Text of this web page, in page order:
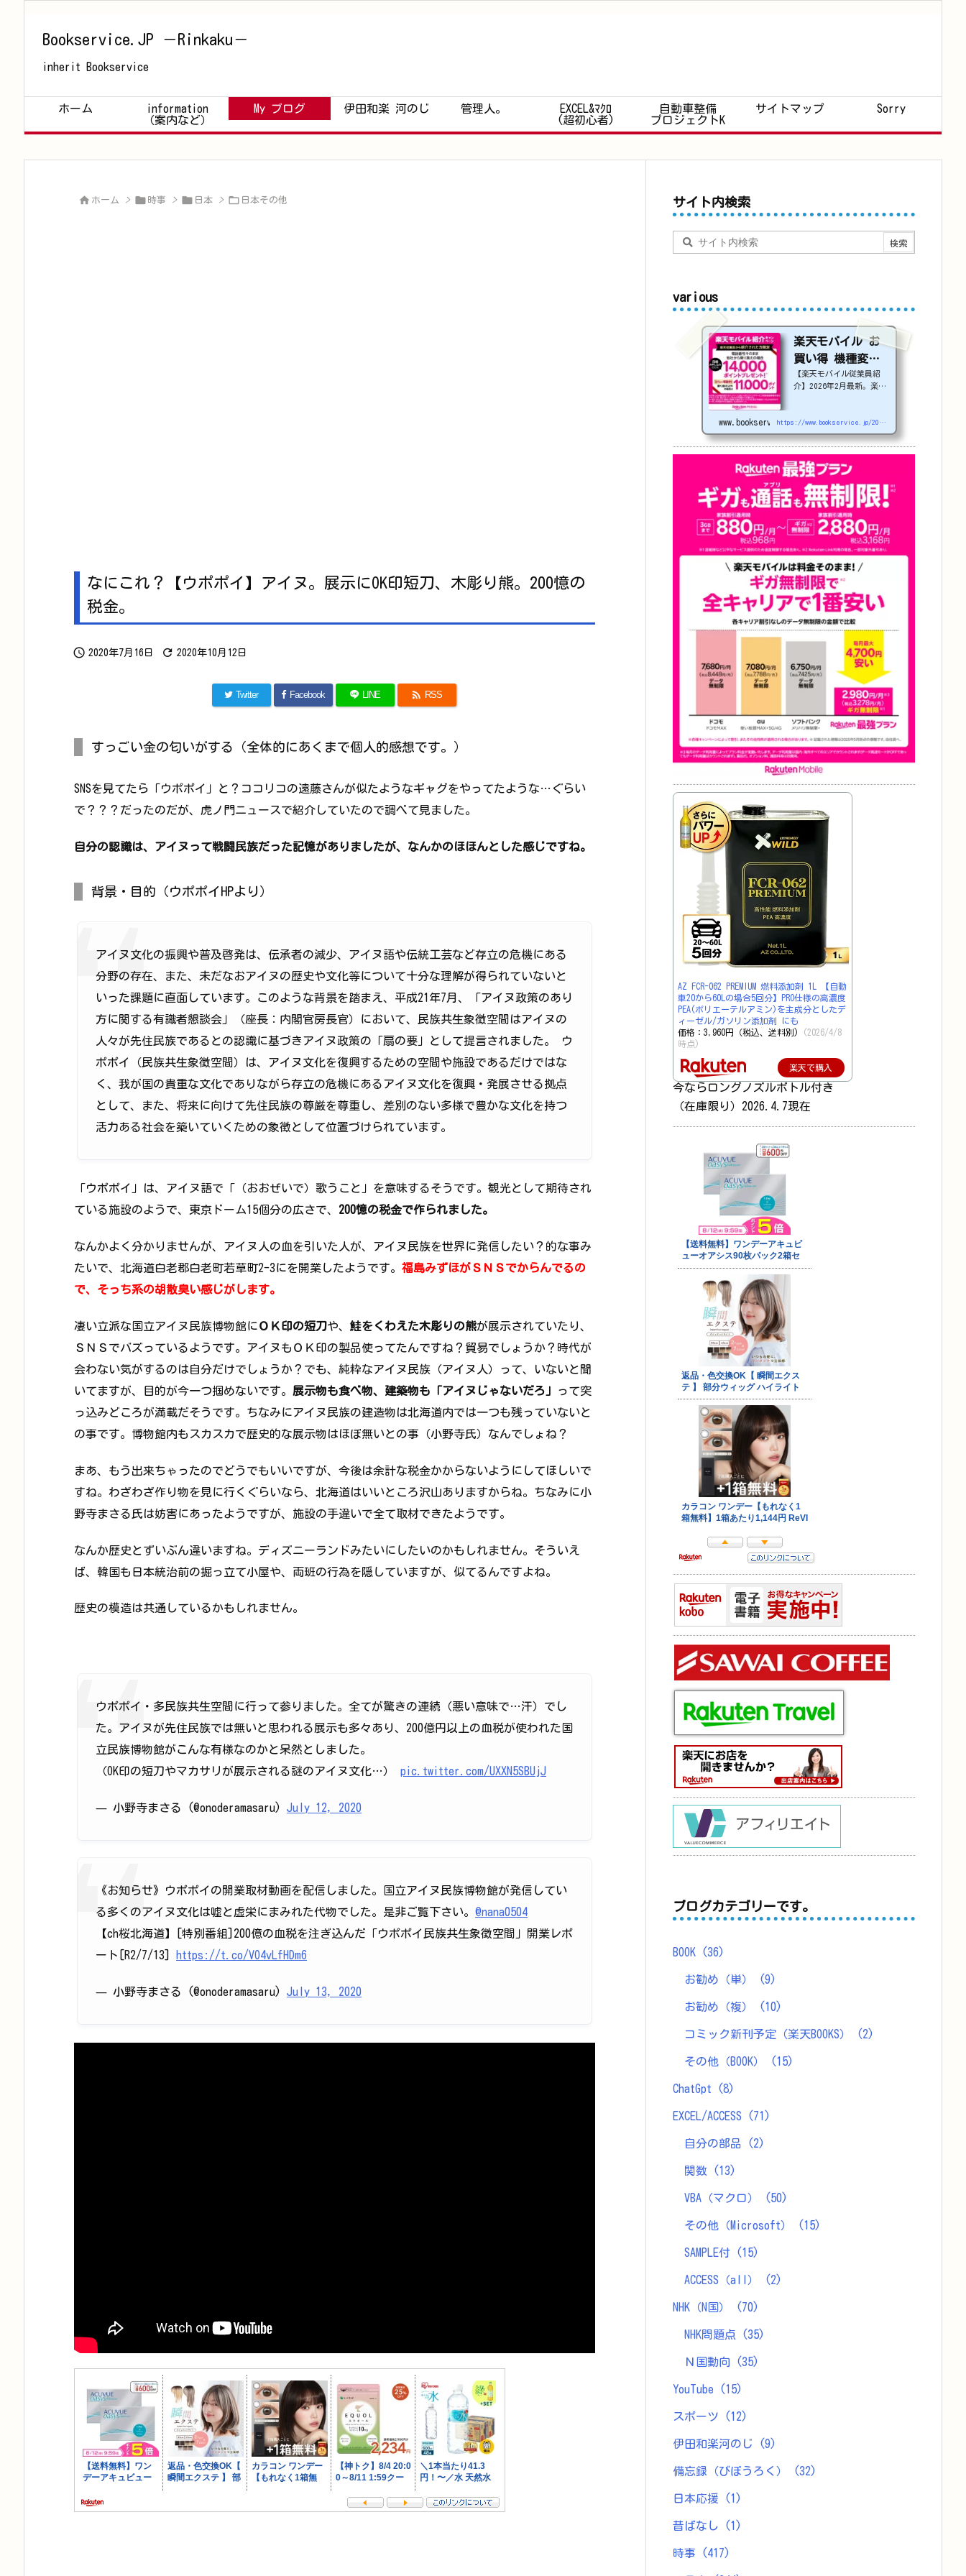
Bookservice.JP －Rinkaku－
inherit Bookservice
ホーム
information
（案内など）
My ブログ 伊田和楽 河のじ 管理人。
EXCEL&ﾏｸﾛ
(超初心者)
自動車整備
プロジェクトK
サイトマップ Sorry
 ホーム >  時事 >  日本 >  日本その他
なにこれ？【ウポポイ】アイヌ。展示にOK印短刀、木彫り熊。200憶の
税金。
 2020年7月16日  2020年10月12日
Twitter Facebook LINE  RSS
すっごい金の匂いがする（全体的にあくまで個人的感想です。）
SNSを見てたら「ウポポイ」と？ココリコの遠藤さんが似たようなギャグをやってたような…ぐらい
で？？？だったのだが、虎ノ門ニュースで紹介していたので調べて見ました。
自分の認識は、アイヌって戦闘民族だった記憶がありましたが、なんかのほほんとした感じですね。
背景・目的（ウポポイHPより）
アイヌ文化の振興や普及啓発は、伝承者の減少、アイヌ語や伝統工芸など存立の危機にある
分野の存在、また、未だなおアイヌの歴史や文化等について十分な理解が得られていないと
いった課題に直面しています。このような背景を踏まえ、平成21年7月、「アイヌ政策のあり
方に関する有識者懇談会」（座長：内閣官房長官）において、民族共生象徴空間はアイヌの
人々が先住民族であるとの認識に基づきアイヌ政策の「扇の要」として提言されました。 ウ
ポポイ（民族共生象徴空間）は、アイヌ文化を復興するための空間や施設であるだけではな
く、我が国の貴重な文化でありながら存立の危機にあるアイヌ文化を復興・発展させる拠点
として、また、将来に向けて先住民族の尊厳を尊重し、差別のない多様で豊かな文化を持つ
活力ある社会を築いていくための象徴として位置づけられています。
「ウポポイ」は、アイヌ語で「（おおぜいで）歌うこと」を意味するそうです。観光として期待され
ている施設のようで、東京ドーム15個分の広さで、 200憶の税金で作られました。
なんかよく分かりませんが、アイヌ人の血を引いた人が、アイヌ民族を世界に発信したい？的な事み
たいで、北海道白老郡白老町若草町2-3にを開業したようです。 福島みずほがＳＮＳでからんでるの
で、そっち系の胡散臭い感じがします。
凄い立派な国立アイヌ民族博物館にＯＫ印の短刀や、 鮭をくわえた木彫りの熊が展示されていたり、
ＳＮＳでバズっているようです。アイヌもＯＫ印の製品使ってたんですね？貿易でしょうか？時代が
会わない気がするのは自分だけでしょうか？でも、純粋なアイヌ民族（アイヌ人）って、いないと聞
いてますが、目的が今一つ掴めないです。 展示物も食べ物、建築物も「アイヌじゃないだろ」
って突
っ込みどころが満載だそうです。ちなみにアイヌ民族の建造物は北海道内では一つも残っていないと
の事です。博物館内もスカスカで歴史的な展示物はほぼ無いとの事（小野寺氏）なんでしょね？
まあ、もう出来ちゃったのでどうでもいいですが、今後は余計な税金かからないようにしてほしいで
すね。わざわざ作り物を見に行くぐらいなら、北海道はいいところ沢山ありますからね。ちなみに小
野寺まさる氏は妨害にあったようですが、施設の手違いで全て取材できたようです。
なんか歴史とずいぶん違いますね。ディズニーランドみたいにしたいのかもしれません。そういえ
ば、韓国も日本統治前の掘っ立て小屋や、両班の行為を隠していますが、似てるんですよね。
歴史の模造は共通しているかもしれません。
ウポポイ・多民族共生空間に行って参りました。全てが驚きの連続（悪い意味で…汗）でし
た。アイヌが先住民族では無いと思われる展示も多々あり、200億円以上の血税が使われた国
立民族博物館がこんな有様なのかと呆然としました。
（OK印の短刀やマカサリが展示される謎のアイヌ文化…） pic.twitter.com/UXXN5SBUjJ
— 小野寺まさる (@onoderamasaru) July 12, 2020
《お知らせ》ウポポイの開業取材動画を配信しました。国立アイヌ民族博物館が発信してい
る多くのアイヌ文化は嘘と虚栄にまみれた代物でした。是非ご覧下さい。 @nana0504
【ch桜北海道】[特別番組]200億の血税を注ぎ込んだ「ウポポイ民族共生象徴空間」開業レポ
ート[R2/7/13]
https://t.co/VO4vLfHDm6
— 小野寺まさる (@onoderamasaru) July 13, 2020
サイト内検索
various
楽天モバイル お
買い得 機種変更
or 社員紹介 2026
年4月更新
【楽天モバイル従業員紹
介】2026年2月最新。楽天
円割引になる、nubia S2
Rなどのお得な対象機種を
紹介します。
22000
円引き機種、続々登場！
OPPO A5 5G
追加（2026/3）
nubia S2R (ZTE)
1円
Samsung
Galaxy A25 5G
円
OPPO A3 5G
arrow
s We2
1円
arrows We2 Plus
円
値下げ（2026/3/
AQUOS sense9
3,900円
Phone (3a)
128GB
24,900～(値下
げ)
※iphoneは楽天モバ
イルサイトからご...
www.bookservice.jp https://www.bookservice.jp/2025/07/06/post-48181
AZ FCR-062 PREMIUM 燃料添加剤 1L 【自動
車20から60Lの場合5回分】PRO仕様の高濃度
PEA(ポリエーテルアミン)を主成分としたデ
ィーゼル/ガソリン添加剤 にも
価格：3,960円（税込、送料別)
(2026/4/8
時点)
楽天で購入
今ならロングノズルボトル付き
（在庫限り）2026.4.7現在
ブログカテゴリーです。
BOOK (36)
お勧め（単） (9)
お勧め（複） (10)
コミック新刊予定（楽天BOOKS） (2)
その他（BOOK） (15)
ChatGpt (8)
EXCEL/ACCESS (71)
自分の部品 (2)
関数 (13)
VBA（マクロ） (50)
その他（Microsoft） (15)
SAMPLE付 (15)
ACCESS（all） (2)
NHK（N国） (70)
NHK問題点 (35)
Ｎ国動向 (35)
YouTube (15)
スポーツ (12)
伊田和楽河のじ (9)
備忘録（びぼうろく） (32)
日本応援 (1)
昔ばなし (1)
時事 (417)